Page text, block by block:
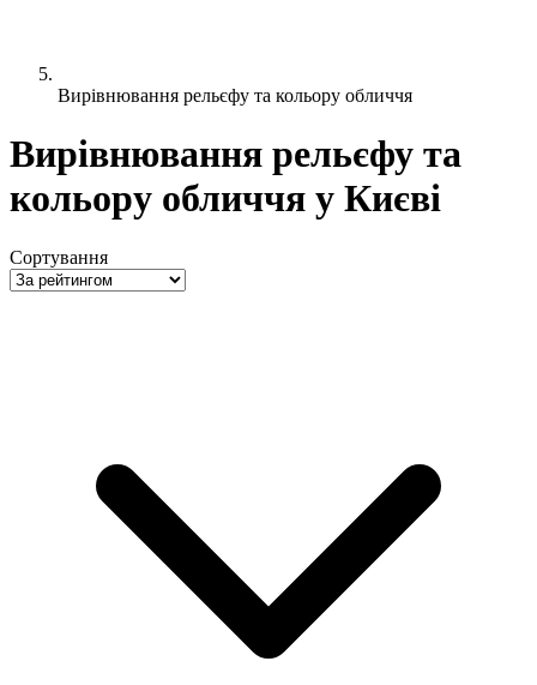
Вирівнювання рельєфу та кольору обличчя
Вирівнювання рельєфу та
кольору обличчя у Києві
Сортування